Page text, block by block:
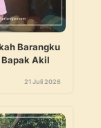
Barangku
Akil
21 Juli 2026